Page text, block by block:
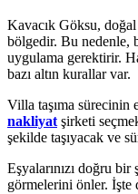
Kavacık Göksu,
bölgedir. Bu nedenle,
uygulama gerektirir.
bazı altın kurallar var.
Villa taşıma sürecinin
nakliyat şirketi
şekilde taşıyacak ve
Eşyalarınızı doğru bir
görmelerini önler. İşte